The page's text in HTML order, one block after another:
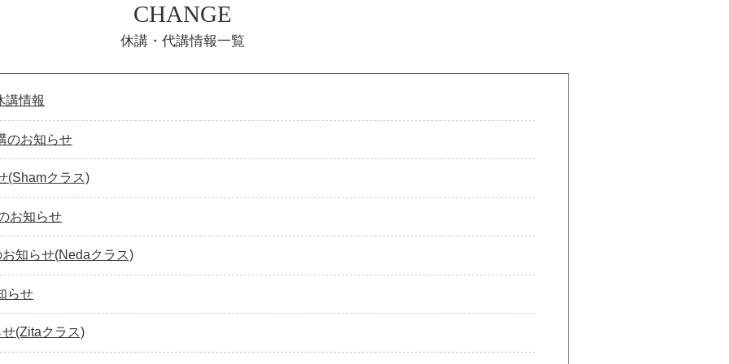
休講・代講情報一覧
CHANGE
講情報
のお知らせ
(Shamクラス)
お知らせ
知らせ(Nedaクラス)
らせ
(Zitaクラス)